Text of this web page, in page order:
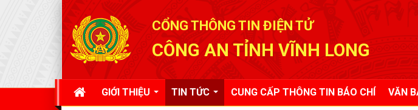
CỔNG THÔNG TIN ĐIỆN TỬ
CÔNG AN TỈNH VĨNH LONG
GIỚI THIỆU TIN TỨC CUNG CẤP THÔNG TIN BÁO CHÍ VĂN